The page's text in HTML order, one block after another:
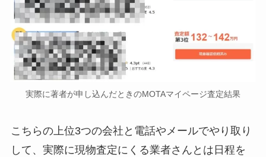
実際に著者が申し込んだときのMOTAマイページ査定結果
こちらの上位3つの会社と電話やメールでやり取り
して、実際に現物査定にくる業者さんとは日程を